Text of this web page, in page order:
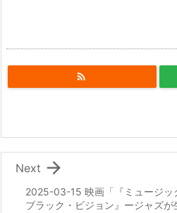

2025-03-15 映画「『ミュージッ
ブラック・ビジョン』ージャズが

Next